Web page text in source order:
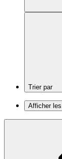
Trier par
Afficher